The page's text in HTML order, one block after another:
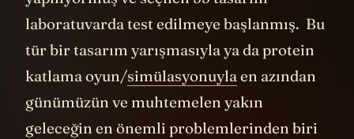
laboratuvarda test edilmeye başlanmış. Bu
tür bir tasarım yarışmasıyla ya da protein
katlama oyun/simülasyonuylaen azından
günümüzün ve muhtemelen yakın
geleceğin en önemli problemlerinden biri